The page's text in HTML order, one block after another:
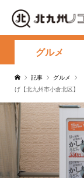
グルメ
記事 グルメ
げ【北九州市小倉北区】